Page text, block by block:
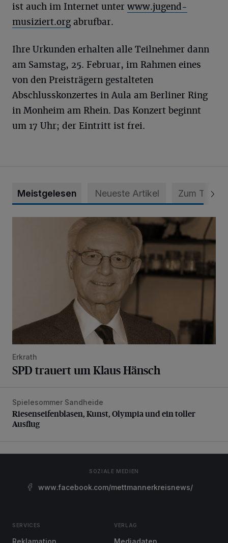
ist auch im Internet unter www.jugend-
musiziert.orgabrufbar.
Ihre Urkunden erhalten alle Teilnehmer dann
am Samstag, 25. Februar, im Rahmen eines
von den Preisträgern gestalteten
Abschlusskonzertes in Aula am Berliner Ring
in Monheim am Rhein. Das Konzert beginnt
um 17 Uhr; der Eintritt ist frei.
Meistgelesen Neueste Artikel Zum Thema
SPD trauert um Klaus Hänsch
Erkrath
SPD trauert um Klaus Hänsch
Riesenseifenblasen, Kunst, Olympia und ein toller Ausflug
Spielesommer Sandheide
Riesenseifenblasen, Kunst, Olympia und ein toller
Ausflug
SOZIALE MEDIEN
www.facebook.com/mettmannerkreisnews/
SERVICES
Reklamation
VERLAG
Mediadaten